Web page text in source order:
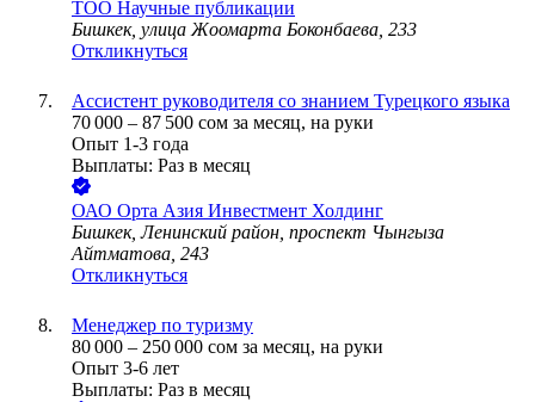
ТОО Научные публикации
Бишкек, улица Жоомарта Боконбаева, 233
Откликнуться
Ассистент руководителя со знанием Турецкого языка
70 000 – 87 500 сом за месяц, на руки
Опыт 1-3 года
Выплаты: Раз в месяц
ОАО Орта Азия Инвестмент Холдинг
Бишкек, Ленинский район, проспект Чынгыза
Айтматова, 243
Откликнуться
Менеджер по туризму
80 000 – 250 000 сом за месяц, на руки
Опыт 3-6 лет
Выплаты: Раз в месяц